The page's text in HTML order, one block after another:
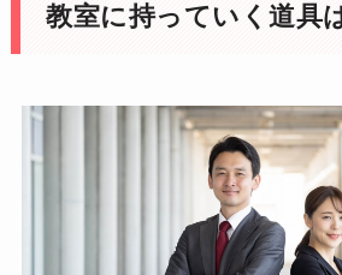
教室に持っていく道具